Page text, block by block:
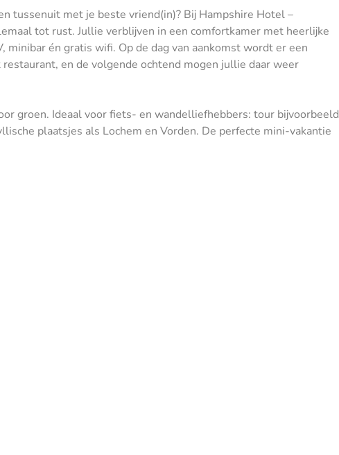
tussenuit met je beste vriend(in)? Bij Hampshire Hotel –
tot rust. Jullie verblijven in een comfortkamer met heerlijke
én gratis wifi. Op de dag van aankomst wordt er een
en de volgende ochtend mogen jullie daar weer
groen. Ideaal voor fiets- en wandelliefhebbers: tour bijvoorbeeld
plaatsjes als Lochem en Vorden. De perfecte mini-vakantie